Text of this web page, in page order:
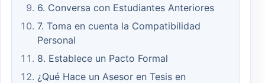
6. Conversa con Estudiantes Anteriores
7. Toma en cuenta la Compatibilidad
Personal
8. Establece un Pacto Formal
¿Qué Hace un Asesor en Tesis en